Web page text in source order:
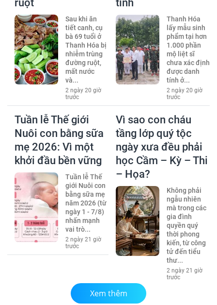
ruột
Sau khi ăn
tiết canh, cụ
bà 69 tuổi ở
Thanh Hóa bị
nhiễm trùng
đường ruột,
mất nước
và...
2 ngày 20 giờ
trước
tính
Thanh Hóa
lấy mẫu sinh
phẩm tại hơn
1.000 phần
mộ liệt sĩ
chưa xác định
được danh
tính ở...
2 ngày 20 giờ
trước
Tuần lễ Thế giới
Nuôi con bằng sữa
mẹ 2026: Vì một
khởi đầu bền vững
Tuần lễ Thế
giới Nuôi con
bằng sữa mẹ
năm 2026 (từ
ngày 1 - 7/8)
nhấn mạnh
vai trò...
2 ngày 21 giờ
trước
Vì sao con cháu
tầng lớp quý tộc
ngày xưa đều phải
học Cầm – Kỳ – Thi
– Họa?
Không phải
ngẫu nhiên
mà trong các
gia đình
quyền quý
thời phong
kiến, từ công
tử đến tiểu
thư...
2 ngày 21 giờ
trước
Xem thêm